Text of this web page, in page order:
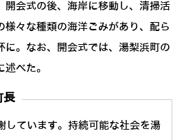
開会式の後、海岸に移動し、清掃活
様々な種類の海洋ごみがあり、配ら
に。なお、開会式では、湯梨浜町の
べた。
長
しています。持続可能な社会を湯